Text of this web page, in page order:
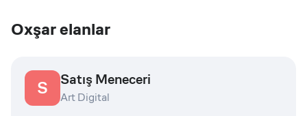
Oxşar elanlar
S Satış Meneceri
Art Digital